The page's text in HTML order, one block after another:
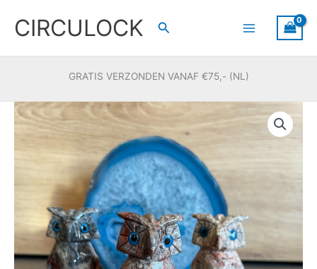
naar
inhoud
CIRCULOCK Zoeken
GRATIS VERZONDEN VANAF €75,- (NL)
Speksteen
Uil